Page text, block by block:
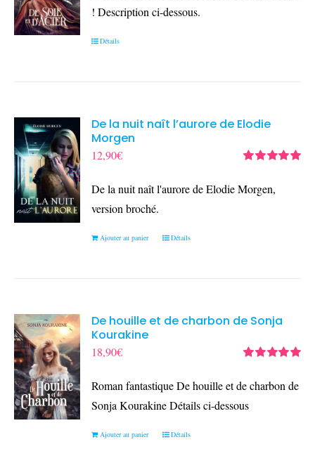
! Description ci-dessous.
Détails
De la nuit naît l’aurore de Elodie
Morgen
5
12,90€
De la nuit naît l'aurore de Elodie Morgen,
version broché.
Ajouter au panier Détails
De houille et de charbon de Sonja
Kourakine
18,90€
Roman fantastique De houille et de charbon de
Sonja Kourakine Détails ci-dessous
Ajouter au panier Détails